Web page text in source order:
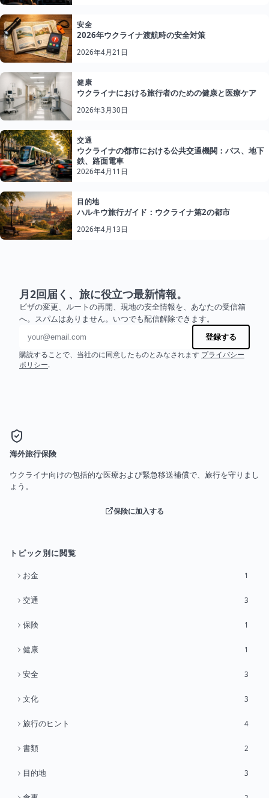
安全
2026年ウクライナ渡航時の安全対策
2026年4月21日
健康
ウクライナにおける旅行者のための健康と医療ケア
2026年3月30日
交通
ウクライナの都市における公共交通機関：バス、地下
鉄、路面電車
2026年4月11日
目的地
ハルキウ旅行ガイド：ウクライナ第2の都市
2026年4月13日
月2回届く、旅に役立つ最新情報。
ビザの変更、ルートの再開、現地の安全情報を、あなたの受信箱
へ。スパムはありません。いつでも配信解除できます。
メールアドレス
登録する
購読することで、当社のに同意したものとみなされます プライバシー
ポリシー.
海外旅行保険
ウクライナ向けの包括的な医療および緊急移送補償で、旅行を守りまし
ょう。
保険に加入する
トピック別に閲覧
お金 1
交通 3
保険 1
健康 1
安全 3
文化 3
旅行のヒント 4
書類 2
目的地 3